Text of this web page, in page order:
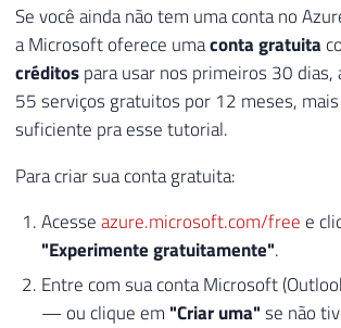
Se você ainda não tem uma conta no
a Microsoft oferece umaconta gratuita
créditospara usar nos primeiros 30 dias,
55 serviços gratuitos por 12 meses,
suficiente pra esse tutorial.
Para criar sua conta gratuita:
Acesseazure.microsoft.com/free e
"Experimente gratuitamente".
Entre com sua conta Microsoft
— ou clique em "Criar uma"se não